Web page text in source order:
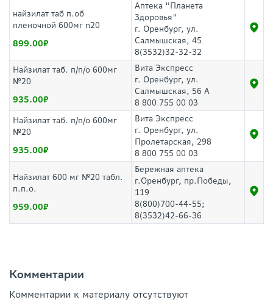
найзилат таб п.об
пленочной 600мг n20
899.00
Аптека "Планета
Здоровья"
г. Оренбург, ул.
Салмышская, 45
8(3532)32-32-32
Найзилат таб. п/п/о 600мг
№20
935.00
Вита Экспресс
г. Оренбург, ул.
Салмышская, 56 А
8 800 755 00 03
Найзилат таб. п/п/о 600мг
№20
935.00
Вита Экспресс
г. Оренбург, ул.
Пролетарская, 298
8 800 755 00 03
Найзилат 600 мг №20 табл.
п.п.о.
959.00
Бережная аптека
г.Оренбург, пр.Победы,
119
8(800)700-44-55;
8(3532)42-66-36
Комментарии
Комментарии к материалу отсутствуют